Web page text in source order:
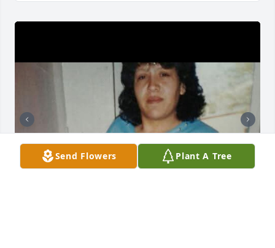
Send Flowers Plant A Tree